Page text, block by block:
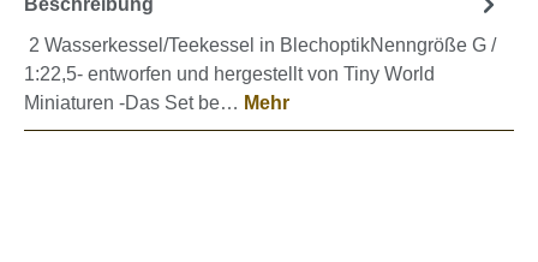
2 Wasserkessel/Teekessel in BlechoptikNenngröße G /
1:22,5- entworfen und hergestellt von Tiny World
Miniaturen -Das Set be… Mehr